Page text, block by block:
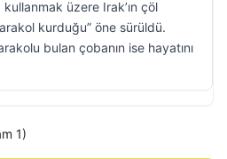
kullanmak üzere Irak’ın çöl
kurduğu” öne sürüldü.
bulan çobanın ise hayatını
1)